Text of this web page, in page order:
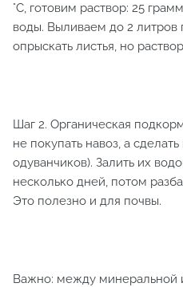
°C, готовим раствор: 25
воды. Выливаем до 2
опрыскать листья, но
Шаг 2. Органическая
не покупать навоз, а
одуванчиков). Залить их
несколько дней, потом
Это полезно и для почвы.
Важно: между минеральной